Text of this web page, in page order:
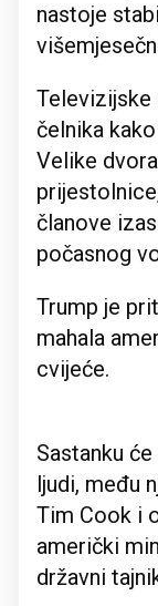
nastoje
Televizijske
čelnika
Velike
članove
počasnog
Trump je
mahala
cvijeće.
Sastanku
ljudi, među
Tim Cook i
američki
državni